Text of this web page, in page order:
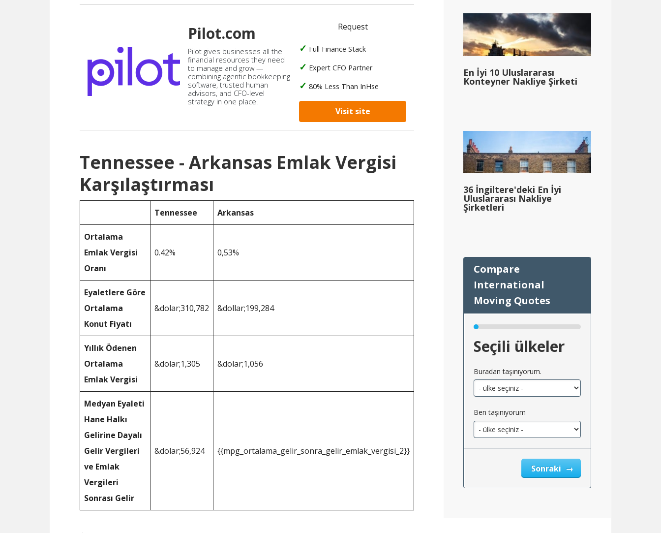
Pilot.com
Pilot gives businesses all the
financial resources they need
to manage and grow —
combining agentic bookkeeping
software, trusted human
advisors, and CFO-level
strategy in one place.
Request
Full Finance Stack
Expert CFO Partner
80% Less Than InHse
Visit site
Tennessee - Arkansas Emlak Vergisi
Karşılaştırması
Tennessee Arkansas
Ortalama
Emlak Vergisi
Oranı
0.42% 0,53%
Eyaletlere Göre
Ortalama
Konut Fiyatı
&dolar;310,782 &dollar;199,284
Yıllık Ödenen
Ortalama
Emlak Vergisi
&dolar;1,305 &dolar;1,056
Medyan Eyaleti
Hane Halkı
Gelirine Dayalı
Gelir Vergileri
ve Emlak
Vergileri
Sonrası Gelir
&dolar;56,924 {{mpg_ortalama_gelir_sonra_gelir_emlak_vergisi_2}}
En İyi 10 Uluslararası
Konteyner Nakliye Şirketi
36 İngiltere'deki En İyi
Uluslararası Nakliye
Şirketleri
Seçili ülkeler
Buradan taşınıyorum.
Ben taşınıyorum
Sonraki